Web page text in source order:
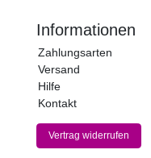
Informationen
Zahlungsarten
Versand
Hilfe
Kontakt
Vertrag widerrufen